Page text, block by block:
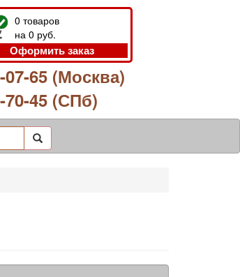
0 товаров
на 0 руб.
Оформить заказ
07-65 (Москва)
70-45 (СПб)